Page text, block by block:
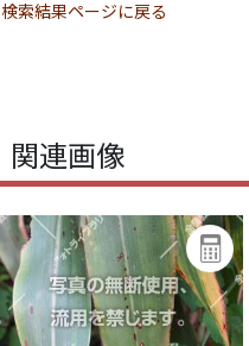
検索結果ページに戻る
関連画像